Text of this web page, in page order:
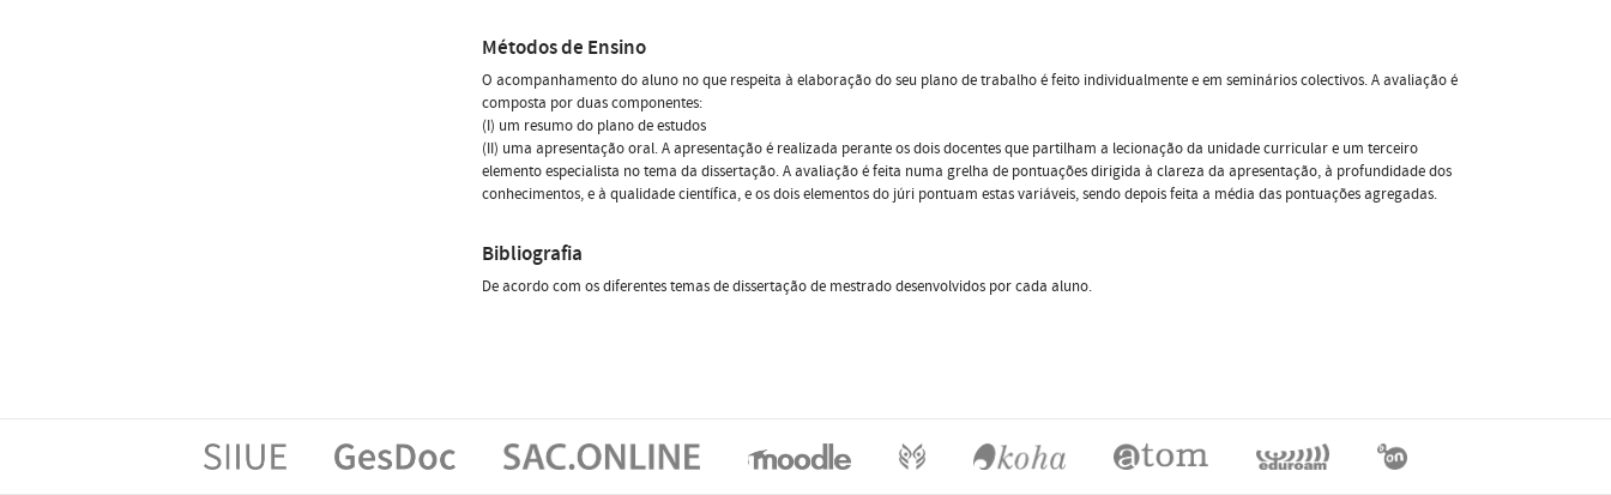
Métodos de Ensino
O acompanhamento do aluno no que respeita à elaboração do seu plano de trabalho é feito individualmente e em seminários colectivos. A avaliação é
composta por duas componentes:
(I) um resumo do plano de estudos
(II) uma apresentação oral. A apresentação é realizada perante os dois docentes que partilham a lecionação da unidade curricular e um terceiro
elemento especialista no tema da dissertação. A avaliação é feita numa grelha de pontuações dirigida à clareza da apresentação, à profundidade dos
conhecimentos, e à qualidade científica, e os dois elementos do júri pontuam estas variáveis, sendo depois feita a média das pontuações agregadas.
Bibliografia
De acordo com os diferentes temas de dissertação de mestrado desenvolvidos por cada aluno.